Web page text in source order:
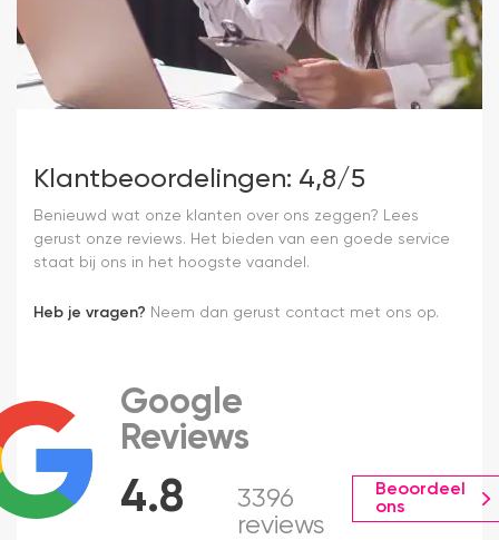
Klantbeoordelingen: 4,8/5
Benieuwd wat onze klanten over ons zeggen? Lees
gerust onze reviews. Het bieden van een goede service
staat bij ons in het hoogste vaandel.
Heb je vragen? Neem dan gerust contact met ons op.
4.8
Google
Reviews
3396
reviews
Beoordeel
ons